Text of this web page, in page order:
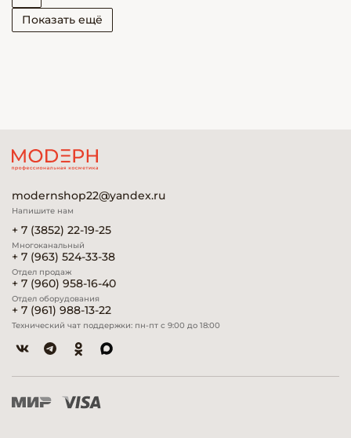
Показать ещё
modernshop22@yandex.ru
Напишите нам
+ 7 (3852) 22-19-25
Многоканальный
+ 7 (963) 524-33-38
Отдел продаж
+ 7 (960) 958-16-40
Отдел оборудования
+ 7 (961) 988-13-22
Технический чат поддержки: пн-пт с 9:00 до 18:00